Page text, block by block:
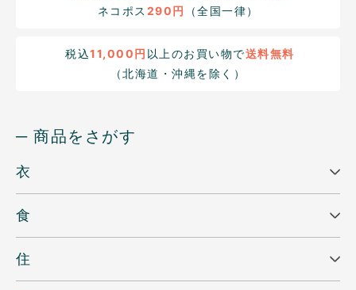
ネコポス 290円 （全国一律）
税込11,000円 以上のお買い物で送料無料
（北海道・沖縄を除く）
─ 商品をさがす
衣
食
住